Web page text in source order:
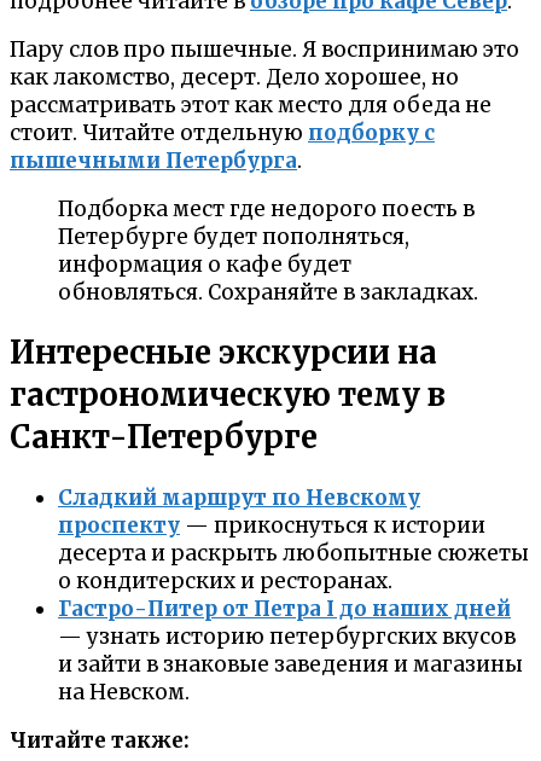
Пару слов про пышечные. Я воспринимаю это
как лакомство, десерт. Дело хорошее, но
рассматривать этот как место для обеда не
стоит. Читайте отдельную подборку с
пышечными Петербурга.
Подборка мест где недорого поесть в
Петербурге будет пополняться,
информация о кафе будет
обновляться. Сохраняйте в закладках.
Интересные экскурсии на
гастрономическую тему в
Санкт-Петербурге
Сладкий маршрут по Невскому
проспекту — прикоснуться к истории
десерта и раскрыть любопытные сюжеты
о кондитерских и ресторанах.
Гастро-Питер от Петра I до наших дней
— узнать историю петербургских вкусов
и зайти в знаковые заведения и магазины
на Невском.
Читайте также: